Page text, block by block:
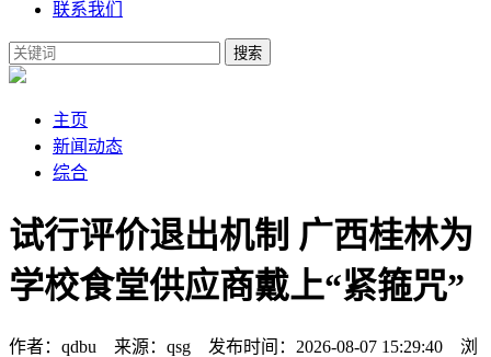
联系我们
搜索
主页
新闻动态
综合
试行评价退出机制 广西桂林为
学校食堂供应商戴上“紧箍咒”
作者：qdbu 来源：qsg 发布时间：2026-08-07 15:29:40 浏